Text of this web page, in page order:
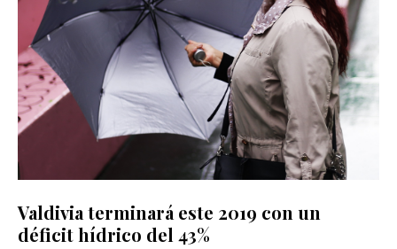
Valdivia terminará este 2019 con un
déficit hídrico del 43%